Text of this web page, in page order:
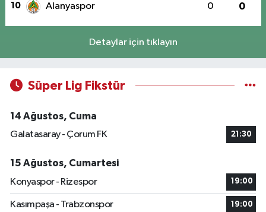
10 Alanyaspor 0 0
Detaylar için tıklayın
Süper Lig Fikstür
14 Ağustos, Cuma
Galatasaray - Çorum FK
21:30
15 Ağustos, Cumartesi
Konyaspor - Rizespor
19:00
Kasımpaşa - Trabzonspor 19:00